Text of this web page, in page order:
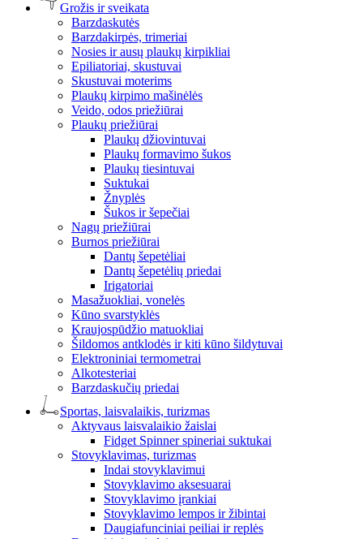
Grožis ir sveikata
Barzdaskutės
Barzdakirpės, trimeriai
Nosies ir ausų plaukų kirpikliai
Epiliatoriai, skustuvai
Skustuvai moterims
Plaukų kirpimo mašinėlės
Veido, odos priežiūrai
Plaukų priežiūrai
Plaukų džiovintuvai
Plaukų formavimo šukos
Plaukų tiesintuvai
Suktukai
Žnyplės
Šukos ir šepečiai
Nagų priežiūrai
Burnos priežiūrai
Dantų šepetėliai
Dantų šepetėlių priedai
Irigatoriai
Masažuokliai, vonelės
Kūno svarstyklės
Kraujospūdžio matuokliai
Šildomos antklodės ir kiti kūno šildytuvai
Elektroniniai termometrai
Alkotesteriai
Barzdaskučių priedai
Sportas, laisvalaikis, turizmas
Aktyvaus laisvalaikio žaislai
Fidget Spinner spineriai suktukai
Stovyklavimas, turizmas
Indai stovyklavimui
Stovyklavimo aksesuarai
Stovyklavimo įrankiai
Stovyklavimo lempos ir žibintai
Daugiafunciniai peiliai ir replės